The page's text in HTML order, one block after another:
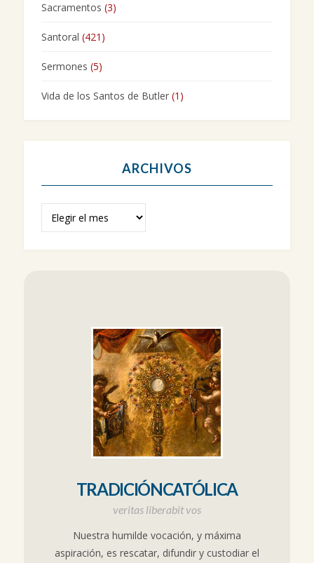
Sacramentos (3)
Santoral (421)
Sermones (5)
Vida de los Santos de Butler(1)
ARCHIVOS
TRADICIÓNCATÓLICA
veritas liberabit vos
Nuestra humilde vocación, y máxima
aspiración, es rescatar, difundir y custodiar el